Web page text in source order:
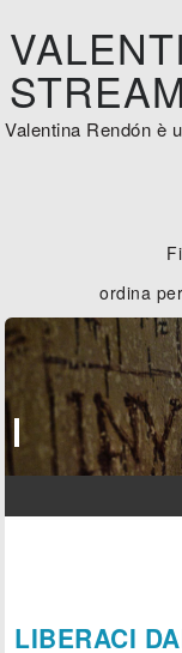
Valentina Rendón è
ordina
LIBERACI